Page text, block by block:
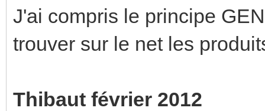
J'ai compris le principe
trouver sur le net les
Thibaut février 2012